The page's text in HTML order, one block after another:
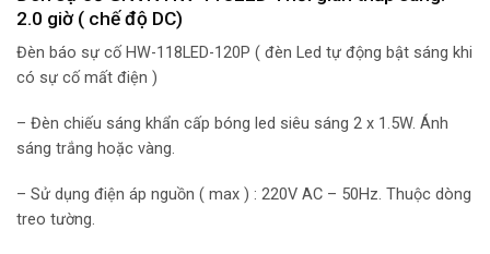
2.0 giờ ( chế độ DC)
Đèn báo sự cố HW-118LED-120P ( đèn Led tự động bật sáng khi
có sự cố mất điện )
– Đèn chiếu sáng khẩn cấp bóng led siêu sáng 2 x 1.5W. Ánh
sáng trắng hoặc vàng.
– Sử dụng điện áp nguồn ( max ) : 220V AC – 50Hz. Thuộc dòng
treo tường.